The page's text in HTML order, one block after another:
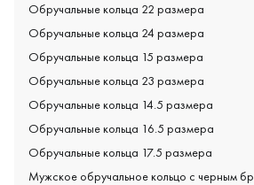
Обручальные кольца 22 размера
Обручальные кольца 24 размера
Обручальные кольца 15 размера
Обручальные кольца 23 размера
Обручальные кольца 14.5 размера
Обручальные кольца 16.5 размера
Обручальные кольца 17.5 размера
Мужское обручальное кольцо с черным